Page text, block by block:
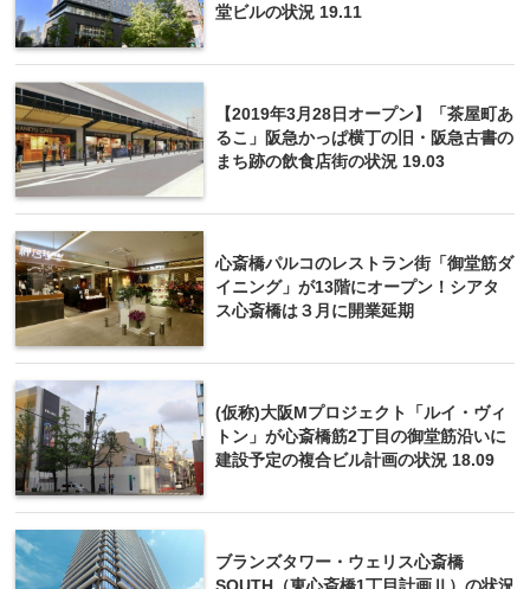
堂ビルの状況 19.11
【2019年3月28日オープン】「茶屋町あ
るこ」阪急かっぱ横丁の旧・阪急古書の
まち跡の飲食店街の状況 19.03
心斎橋パルコのレストラン街「御堂筋ダ
イニング」が13階にオープン！シアタ
ス心斎橋は３月に開業延期
(仮称)大阪Mプロジェクト「ルイ・ヴィ
トン」が心斎橋筋2丁目の御堂筋沿いに
建設予定の複合ビル計画の状況 18.09
ブランズタワー・ウェリス心斎橋